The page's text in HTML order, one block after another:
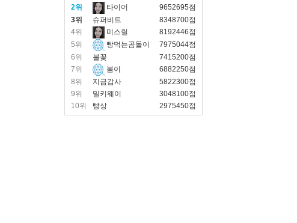
2위
타이어
9652695점
3위
슈퍼비트
8348700점
4위
미스릴
8192446점
5위
빵먹는곰돌이
7975044점
6위
불꽃
7415200점
7위
봄이
6882250점
8위
지금감사
5822300점
9위
밀키웨이
3048100점
10위
빵상 2975450점